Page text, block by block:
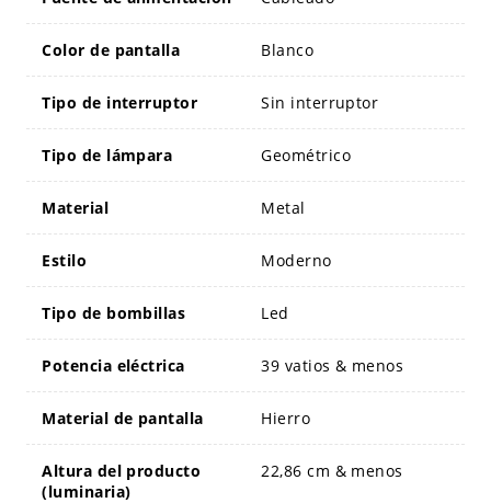
Color de pantalla Blanco
Tipo de interruptor Sin interruptor
Tipo de lámpara Geométrico
Material Metal
Estilo Moderno
Tipo de bombillas Led
Potencia eléctrica 39 vatios & menos
Material de pantalla Hierro
Altura del producto
(luminaria)
22,86 cm & menos